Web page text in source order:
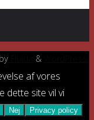
&
af vores
dette site vil vi
Nej Privacy policy